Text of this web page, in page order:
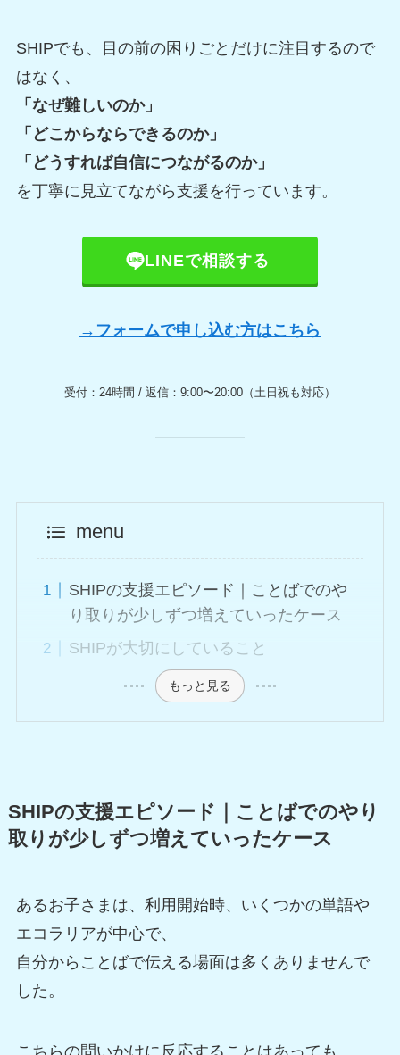
SHIPでも、目の前の困りごとだけに注目するので
はなく、
「なぜ難しいのか」
「どこからならできるのか」
「どうすれば自信につながるのか」
を丁寧に見立てながら支援を行っています。
LINEで相談する
→フォームで申し込む方はこちら
受付：24時間 / 返信：9:00〜20:00（土日祝も対応）
menu
SHIPの支援エピソード｜ことばでのや
り取りが少しずつ増えていったケース
SHIPが大切にしていること
もっと見る
SHIPの支援エピソード｜ことばでのやり
取りが少しずつ増えていったケース
あるお子さまは、利用開始時、いくつかの単語や
エコラリアが中心で、
自分からことばで伝える場面は多くありませんで
した。